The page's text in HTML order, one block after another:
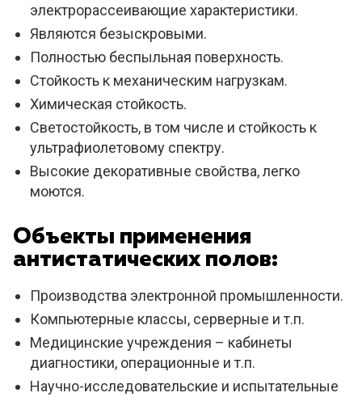
электрорассеивающие характеристики.
Являются безыскровыми.
Полностью беспыльная поверхность.
Стойкость к механическим нагрузкам.
Химическая стойкость.
Светостойкость, в том числе и стойкость к
ультрафиолетовому спектру.
Высокие декоративные свойства, легко
моются.
Объекты применения
антистатических полов:
Производства электронной промышленности.
Компьютерные классы, серверные и т.п.
Медицинские учреждения – кабинеты
диагностики, операционные и т.п.
Научно-исследовательские и испытательные